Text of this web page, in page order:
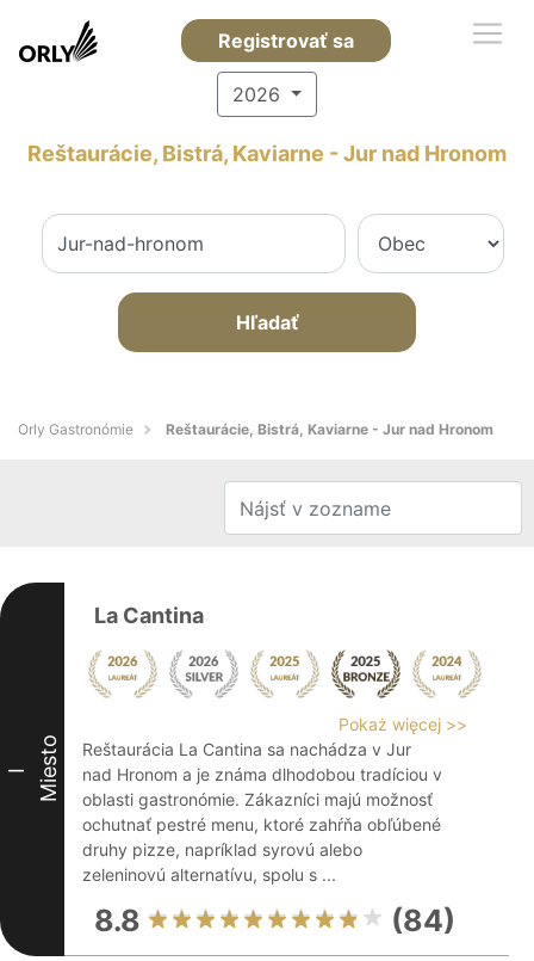
Registrovať sa
2026
Reštaurácie, Bistrá, Kaviarne - Jur nad Hronom
Hľadať
Orly Gastronómie Reštaurácie, Bistrá, Kaviarne - Jur nad Hronom
I Miesto
La Cantina
Pokaż więcej >>
Reštaurácia La Cantina sa nachádza v Jur
nad Hronom a je známa dlhodobou tradíciou v
oblasti gastronómie. Zákazníci majú možnosť
ochutnať pestré menu, ktoré zahŕňa obľúbené
druhy pizze, napríklad syrovú alebo
zeleninovú alternatívu, spolu s ...
8.8 (84)